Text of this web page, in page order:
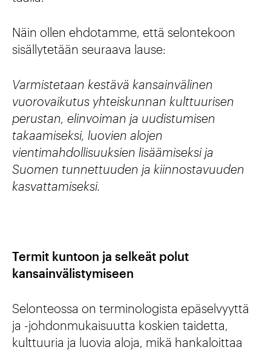
Näin ollen ehdotamme, että selontekoon
sisällytetään seuraava lause:
Varmistetaan kestävä kansainvälinen
vuorovaikutus yhteiskunnan kulttuurisen
perustan, elinvoiman ja uudistumisen
takaamiseksi, luovien alojen
vientimahdollisuuksien lisäämiseksi ja
Suomen tunnettuuden ja kiinnostavuuden
kasvattamiseksi.
Termit kuntoon ja selkeät polut
kansainvälistymiseen
Selonteossa on terminologista epäselvyyttä
ja -johdonmukaisuutta koskien taidetta,
kulttuuria ja luovia aloja, mikä hankaloittaa